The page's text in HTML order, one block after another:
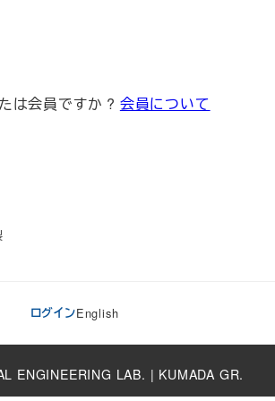
は会員ですか ? 会員について
ログインEnglish
ENGINEERING LAB. | KUMADA GR.